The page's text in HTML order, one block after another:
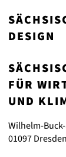
DESIGN
FÜR
UND
Wilhelm-
01097 Dresden